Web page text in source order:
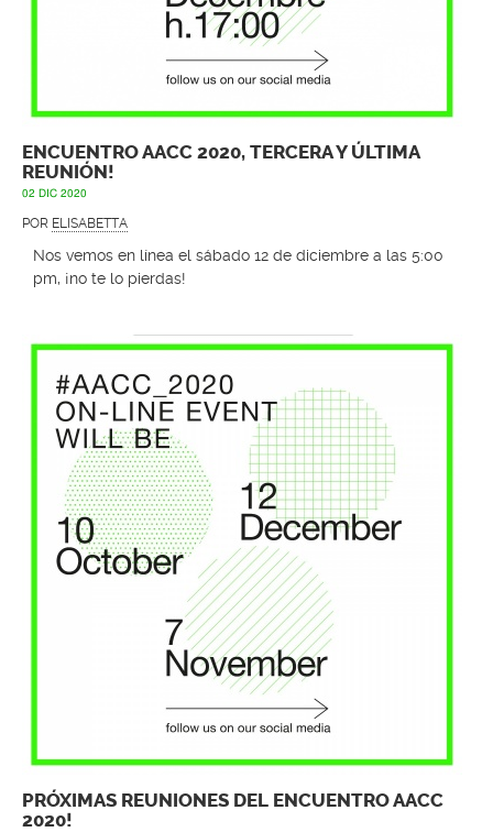
ENCUENTRO AACC 2020, TERCERA Y ÚLTIMA
REUNIÓN!
02 DIC 2020
POR ELISABETTA
Nos vemos en línea el sábado 12 de diciembre a las 5:00
pm, ¡no te lo pierdas!
PRÓXIMAS REUNIONES DEL ENCUENTRO AACC
2020!